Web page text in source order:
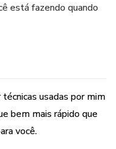
está fazendo quando
usadas por mim
bem mais rápido que
você.